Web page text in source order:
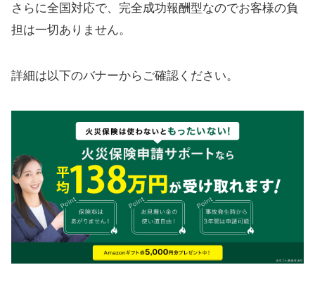
さらに全国対応で、完全成功報酬型なのでお客様の負
担は一切ありません。
詳細は以下のバナーからご確認ください。